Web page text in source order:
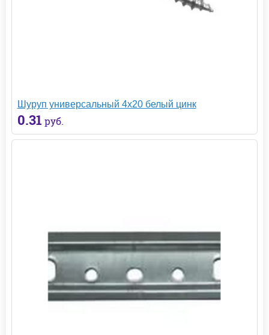
Шуруп универсальный 4х20 белый цинк
0.31 руб.